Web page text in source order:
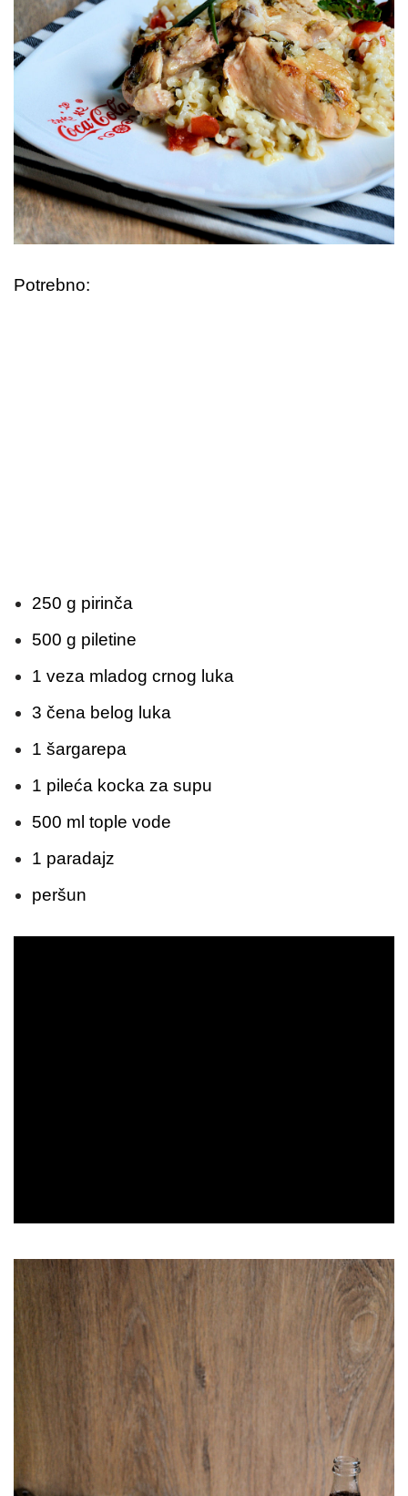
Potrebno:
250 g pirinča
500 g piletine
1 veza mladog crnog luka
3 čena belog luka
1 šargarepa
1 pileća kocka za supu
500 ml tople vode
1 paradajz
peršun